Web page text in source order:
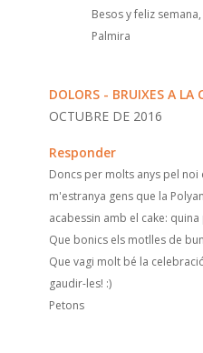
Besos y feliz semana,
Palmira
DOLORS - BRUIXES A LA
OCTUBRE DE 2016
Responder
Doncs per molts anys pel noi
m'estranya gens que la
acabessin amb el cake:
Que bonics els motlles de
Que vagi molt bé la
gaudir-les! :)
Petons